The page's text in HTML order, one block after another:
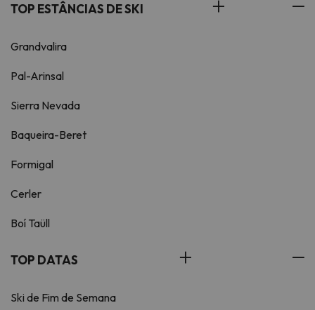
TOP ESTÂNCIAS DE SKI
Grandvalira
Pal-Arinsal
Sierra Nevada
Baqueira-Beret
Formigal
Cerler
Boí Taüll
TOP DATAS
Ski de Fim de Semana